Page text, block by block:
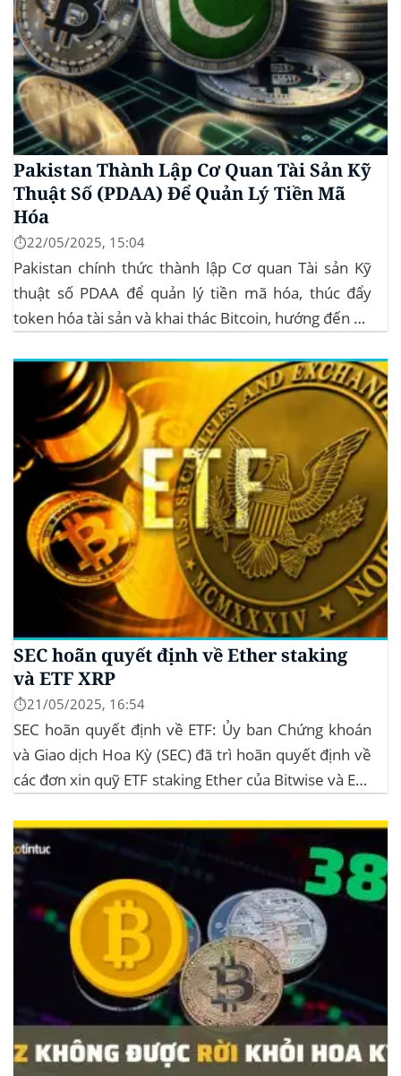
Pakistan Thành Lập Cơ Quan Tài Sản Kỹ
Thuật Số (PDAA) Để Quản Lý Tiền Mã
Hóa
⏱️22/05/2025, 15:04
Pakistan chính thức thành lập Cơ quan Tài sản Kỹ
thuật số PDAA để quản lý tiền mã hóa, thúc đẩy
token hóa tài sản và khai thác Bitcoin, hướng đến hệ
Hóa Mới tại Pakistan Chính phủ Pakistan...
SEC hoãn quyết định về Ether staking
và ETF XRP
⏱️21/05/2025, 16:54
SEC hoãn quyết định về ETF: Ủy ban Chứng khoán
và Giao dịch Hoa Kỳ (SEC) đã trì hoãn quyết định về
các đơn xin quỹ ETF staking Ether của Bitwise và ETF
10/2025 để thu thập thêm ý kiến công...